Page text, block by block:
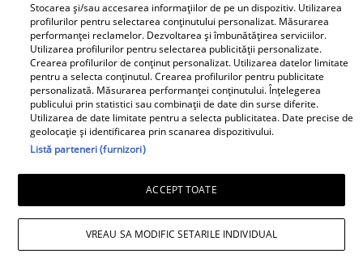
Iulia Vântur, adevărul
despre legătura cu
Ricky Martin. &quot;O
să țin minte toată
viața&quot;
Cine este Roxana,
femeia cu care Victor
Ponta a fost căsătorit
înainte de Daciana
Sârbu. A fost coleg de
Doctorul Zilei
Stocarea și/sau accesarea informațiilor de pe un dispozitiv. Utilizarea
profilurilor pentru selectarea conținutului personalizat. Măsurarea
performanței reclamelor. Dezvoltarea și îmbunătățirea serviciilor.
Utilizarea profilurilor pentru selectarea publicității personalizate.
Crearea profilurilor de conținut personalizat. Utilizarea datelor limitate
pentru a selecta conținutul. Crearea profilurilor pentru publicitate
personalizată. Măsurarea performanței conținutului. Înțelegerea
publicului prin statistici sau combinații de date din surse diferite.
Utilizarea de date limitate pentru a selecta publicitatea. Date precise de
geolocație și identificarea prin scanarea dispozitivului.
Listă parteneri (furnizori)
ACCEPT TOATE
VREAU SA MODIFIC SETARILE INDIVIDUAL